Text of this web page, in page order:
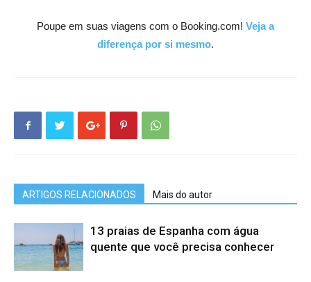
Poupe em suas viagens com o Booking.com! Veja a
diferença por si mesmo.
ARTIGOS RELACIONADOS Mais do autor
13 praias de Espanha com água
quente que você precisa conhecer